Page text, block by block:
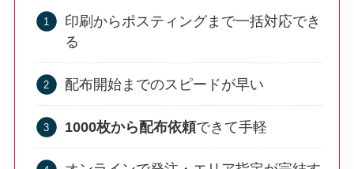
印刷からポスティングまで一括対応でき
る
配布開始までのスピードが早い
1000枚から配布依頼できて手軽